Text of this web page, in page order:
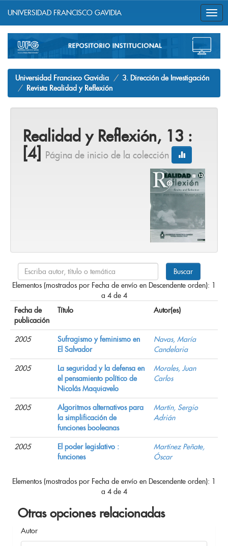
navigation
UNIVERSIDAD FRANCISCO GAVIDIA
Universidad Francisco Gavidia
3. Dirección de Investigación
Revista Realidad y Reflexión
Realidad y Reflexión, 13 :
[4]
Página de inicio de la colección
Elementos (mostrados por Fecha de envío en Descendente orden): 1
a 4 de 4
Fecha de
publicación
Título Autor(es)
2005
Sufragismo y feminismo en
El Salvador
Navas, María
Candelaria
2005
La seguridad y la defensa en
el pensamiento político de
Nicolás Maquiavelo
Morales, Juan
Carlos
2005
Algoritmos alternativos para
la simplificación de
funciones booleanas
Martín, Sergio
Adrián
2005
El poder legislativo :
funciones
Martínez Peñate,
Óscar
Elementos (mostrados por Fecha de envío en Descendente orden): 1
a 4 de 4
Otras opciones relacionadas
Autor